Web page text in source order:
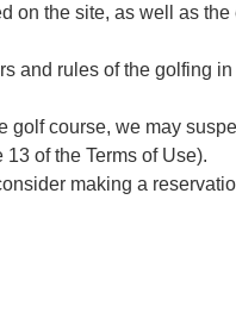
on the site, as well as
and rules of the golfing
golf course, we may
of the Terms of Use).
making a